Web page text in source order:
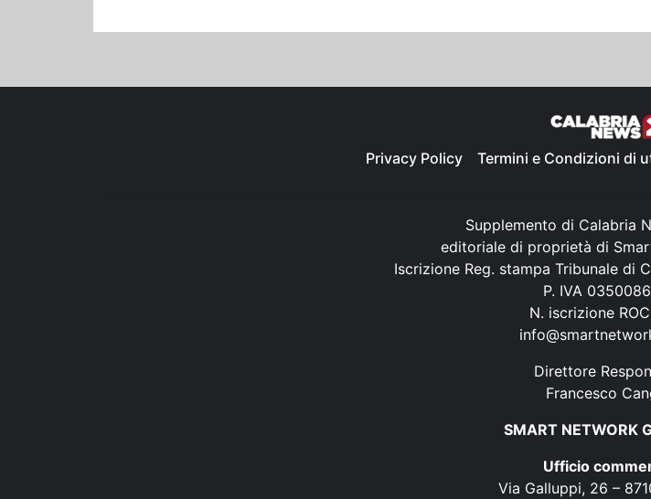
Privacy Policy Termini e Condizioni di
Supplemento di Calabria
editoriale di proprietà di
Iscrizione Reg. stampa Tribunale di
P. IVA
N. iscrizione
Direttore
Francesco
SMART NETWORK
Ufficio
Via Galluppi, 26 –